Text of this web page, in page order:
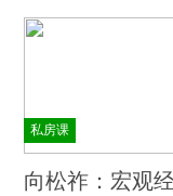
私房课
向松祚：宏观